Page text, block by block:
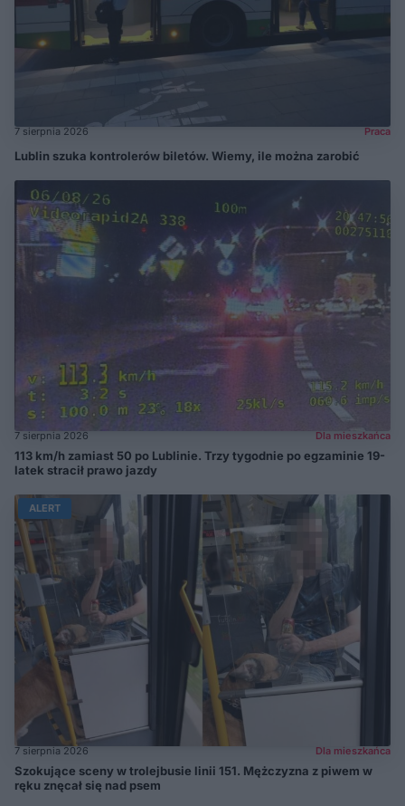
7 sierpnia 2026 Praca
Lublin szuka kontrolerów biletów. Wiemy, ile można zarobić
7 sierpnia 2026 Dla mieszkańca
113 km/h zamiast 50 po Lublinie. Trzy tygodnie po egzaminie 19-
latek stracił prawo jazdy
ALERT
7 sierpnia 2026 Dla mieszkańca
Szokujące sceny w trolejbusie linii 151. Mężczyzna z piwem w
ręku znęcał się nad psem